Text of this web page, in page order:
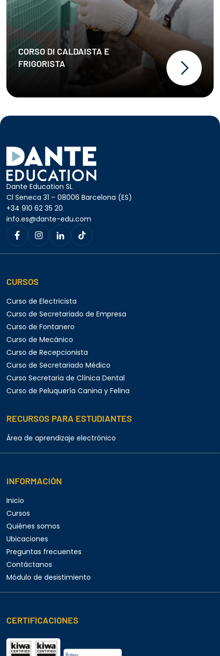
CORSO DI CALDAISTA E
FRIGORISTA
tecnico caldaista e frigorista
corso professionale
lezioni teoriche
formazione
preparazione all’esame
Patentino F-GAS
Dante Education SL
Cl Seneca 31 – 08006 Barcelona (ES)
+34 910 62 35 20
info.es@dante-edu.com
CURSOS
Curso de Electricista
Curso de Secretariado de Empresa
Curso de Fontanero
Curso de Mecánico
Curso de Recepcionista
Curso de Secretariado Médico
Curso Secretaria de Clínica Dental
Curso de Peluquería Canina y Felina
RECURSOS PARA ESTUDIANTES
Área de aprendizaje electrónico
INFORMACIÓN
Inicio
Cursos
Quiénes somos
Ubicaciones
Preguntas frecuentes
Contáctanos
Módulo de desistimiento
CERTIFICACIONES